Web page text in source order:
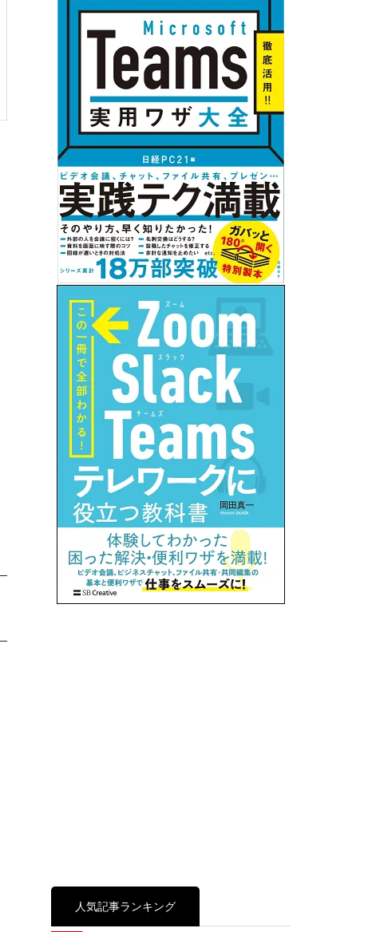
人気記事ランキング